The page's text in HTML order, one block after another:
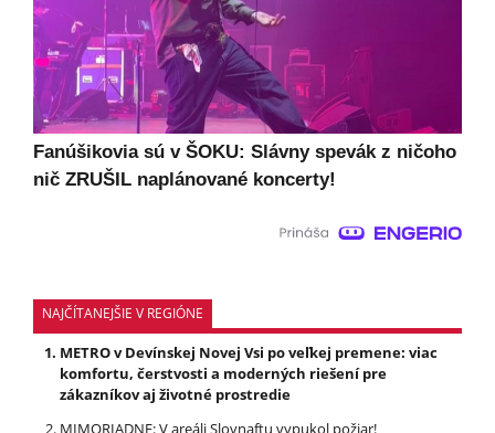
Fanúšikovia sú v ŠOKU: Slávny spevák z ničoho
nič ZRUŠIL naplánované koncerty!
NAJČÍTANEJŠIE V REGIÓNE
METRO v Devínskej Novej Vsi po veľkej premene: viac
komfortu, čerstvosti a moderných riešení pre
zákazníkov aj životné prostredie
MIMORIADNE: V areáli Slovnaftu vypukol požiar!